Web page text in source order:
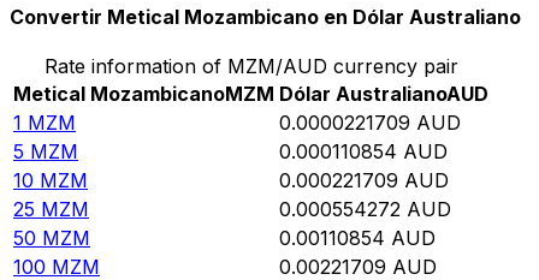
Convertir Metical Mozambicano en Dólar Australiano
Rate information of MZM/AUD currency pair
Metical MozambicanoMZM Dólar AustralianoAUD
1 MZM 0.0000221709 AUD
5 MZM 0.000110854 AUD
10 MZM 0.000221709 AUD
25 MZM 0.000554272 AUD
50 MZM 0.00110854 AUD
100 MZM 0.00221709 AUD